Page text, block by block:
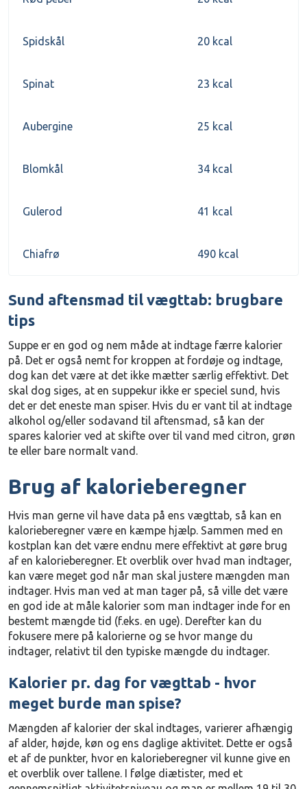
Spidskål 20 kcal
Spinat 23 kcal
Aubergine 25 kcal
Blomkål 34 kcal
Gulerod 41 kcal
Chiafrø 490 kcal
Sund aftensmad til vægttab: brugbare
tips
Suppe er en god og nem måde at indtage færre kalorier
på. Det er også nemt for kroppen at fordøje og indtage,
dog kan det være at det ikke mætter særlig effektivt. Det
skal dog siges, at en suppekur ikke er speciel sund, hvis
det er det eneste man spiser. Hvis du er vant til at indtage
alkohol og/eller sodavand til aftensmad, så kan der
spares kalorier ved at skifte over til vand med citron, grøn
te eller bare normalt vand.
Brug af kalorieberegner
Hvis man gerne vil have data på ens vægttab, så kan en
kalorieberegner være en kæmpe hjælp. Sammen med en
kostplan kan det være endnu mere effektivt at gøre brug
af en kalorieberegner. Et overblik over hvad man indtager,
kan være meget god når man skal justere mængden man
indtager. Hvis man ved at man tager på, så ville det være
en god ide at måle kalorier som man indtager inde for en
bestemt mængde tid (f.eks. en uge). Derefter kan du
fokusere mere på kalorierne og se hvor mange du
indtager, relativt til den typiske mængde du indtager.
Kalorier pr. dag for vægttab - hvor
meget burde man spise?
Mængden af kalorier der skal indtages, varierer afhængig
af alder, højde, køn og ens daglige aktivitet. Dette er også
et af de punkter, hvor en kalorieberegner vil kunne give en
et overblik over tallene. I følge diætister, med et